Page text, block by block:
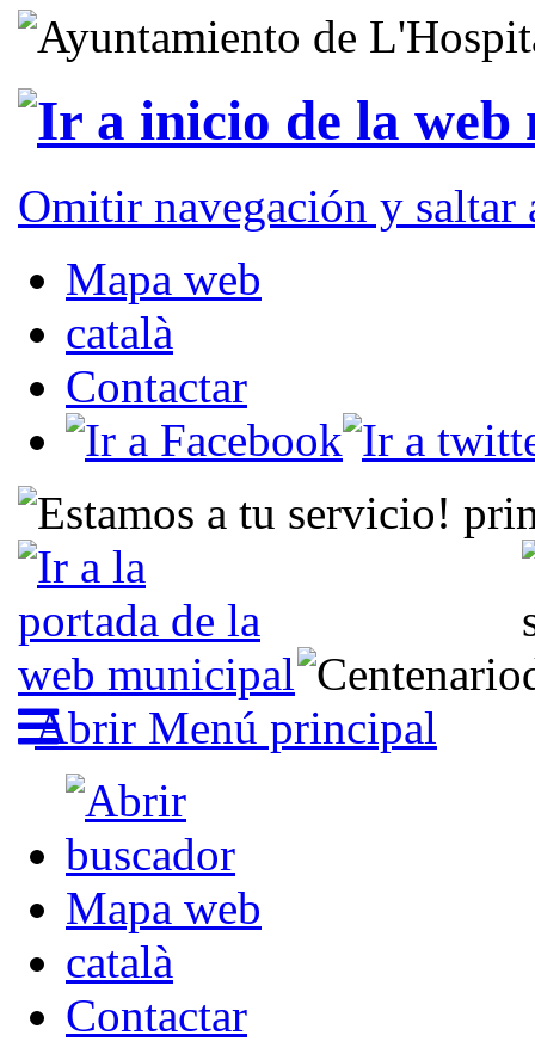
Omitir navegación y
Mapa web
català
Contactar
Abrir Menú principal
Mapa web
català
Contactar